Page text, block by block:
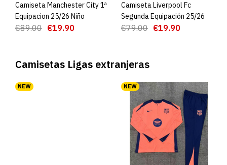
AGREGAR AL CARRO
Camiseta Manchester City 1ª
Equipacion 25/26 Niño
€89.00 €19.90
AGREGAR AL CARRO
Camiseta Liverpool Fc
Segunda Equipación 25/26
€79.00 €19.90
Camisetas Ligas extranjeras
NEW NEW